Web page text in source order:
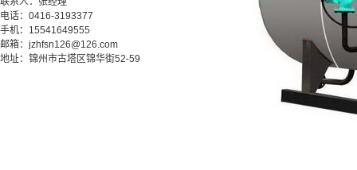
电话：0416-3193377
手机：15541649555
邮箱：jzhfsn126@126.com
地址：锦州市古塔区锦华街52-59